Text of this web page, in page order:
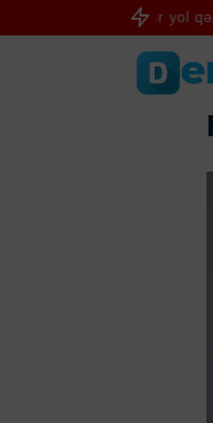
ağır yol qəzasında